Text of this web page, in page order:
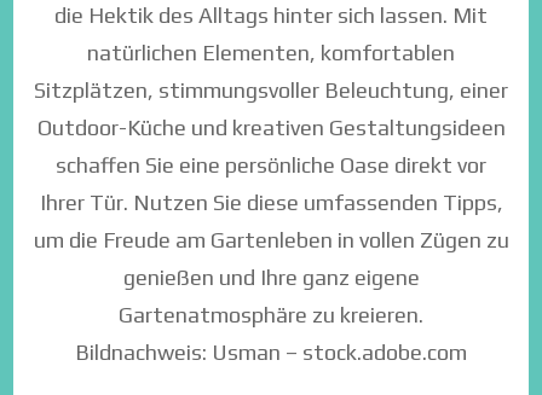
die Hektik des Alltags hinter sich lassen. Mit
natürlichen Elementen, komfortablen
Sitzplätzen, stimmungsvoller Beleuchtung, einer
Outdoor-Küche und kreativen Gestaltungsideen
schaffen Sie eine persönliche Oase direkt vor
Ihrer Tür. Nutzen Sie diese umfassenden Tipps,
um die Freude am Gartenleben in vollen Zügen zu
genießen und Ihre ganz eigene
Gartenatmosphäre zu kreieren.
Bildnachweis: Usman – stock.adobe.com